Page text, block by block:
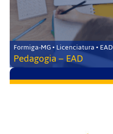
Formiga-MG • Licenciatura • EAD
Pedagogia – EAD